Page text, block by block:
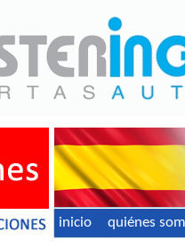
inicio quiénes